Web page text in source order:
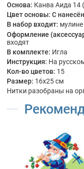
Основа: Канва Аида 14
Цвет основы: С
В набор входит:
Оформление
входят
В комплекте: Игла
Инструкция: На
Кол-во цветов: 15
Размер: 16x25 см
Нитки разобраны на